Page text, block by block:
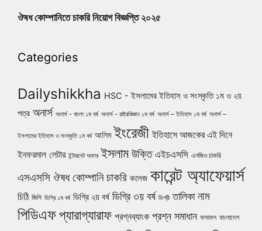
ঔষধ কোম্পানিতে চাকরি নিয়োগ বিজ্ঞপ্তি ২০২৫
Categories
Dailyshikkha HSC - ইসলামের ইতিহাস ও সংস্কৃতি ১ম ও ২য়
পত্র অনার্স অনার্স - বাংলা ১ম বর্ষ অনার্স - রাষ্ট্রবিজ্ঞান ১ম বর্ষ অনার্স – ইতিহাস ১ম বর্ষ অনার্স –
ইসলামের ইতিহাস ও সংস্কৃতি ১ম বর্ষ আলিম ইংরেজী ইতিহাসে আজকের এই দিনে
ইনফরমাল লেটার ইন্টারনেট অফার ইসলাম উক্তি এইচএসসি এনজিও চাকরি
এসএসসি ঔষধ কোম্পানি চাকরি কলেজ কারেন্ট অ্যাফেয়ার্স
চিঠি জিপি ডিগ্রি ১ম বর্ষ ডিগ্রি ২য় বর্ষ ডিগ্রি ৩য় বর্ষ ডিগ্রী তালিকা নাম
পিডিএফপ্যারাগ্যারাফ প্রশ্নব্যাংক প্রশ্ন সমাধান ফলাফল বাংলাদেশ